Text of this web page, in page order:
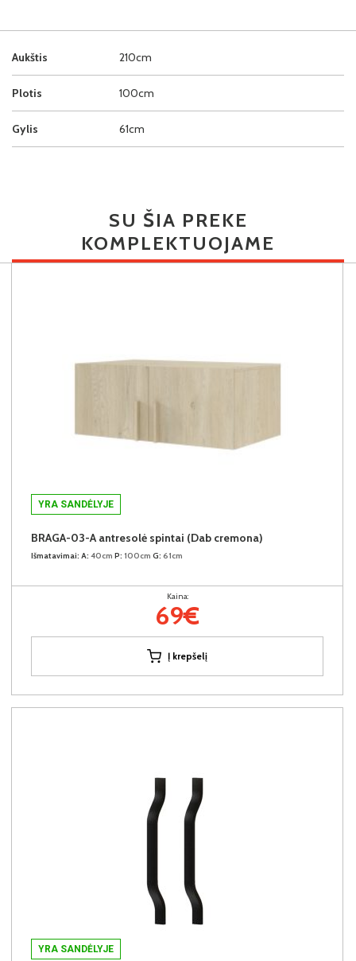
Aukštis 210cm
Plotis 100cm
Gylis 61cm
SU ŠIA PREKE
KOMPLEKTUOJAME
YRA SANDĖLYJE
BRAGA-03-A antresolė spintai (Dab cremona)
Išmatavimai: A: 40cm P: 100cm G: 61cm
Kaina:
69€
Į krepšelį
YRA SANDĖLYJE